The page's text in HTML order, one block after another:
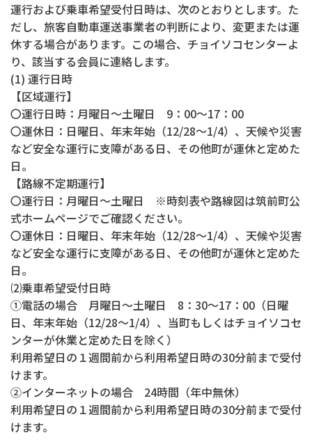
運行および乗車希望受付日時は、次のとおりとします。た
だし、旅客自動車運送事業者の判断により、変更または運
休する場合があります。この場合、チョイソコセンターよ
り、該当する会員に連絡します。
(1) 運行日時
【区域運行】
〇運行日時：月曜日～土曜日 9：00～17：00
〇運休日：日曜日、年末年始（12/28～1/4）、天候や災害
など安全な運行に支障がある日、その他町が運休と定めた
日。
【路線不定期運行】
〇運行日：月曜日～土曜日 ※時刻表や路線図は筑前町公
式ホームページでご確認ください。
〇運休日：日曜日、年末年始（12/28～1/4）、天候や災害
など安全な運行に支障がある日、その他町が運休と定めた
日。
⑵乗車希望受付日時
①電話の場合 月曜日～土曜日 8：30～17：00（日曜
日、年末年始（12/28～1/4）、当町もしくはチョイソコセ
ンターが休業と定めた日を除く）
利用希望日の１週間前から利用希望日時の30分前まで受付
けます。
②インターネットの場合 24時間（年中無休）
利用希望日の１週間前から利用希望日時の30分前まで受付
けます。